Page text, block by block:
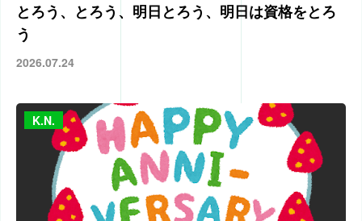
とろう、とろう、明日とろう、明日は資格をとろ
う
2026.07.24
K.N.